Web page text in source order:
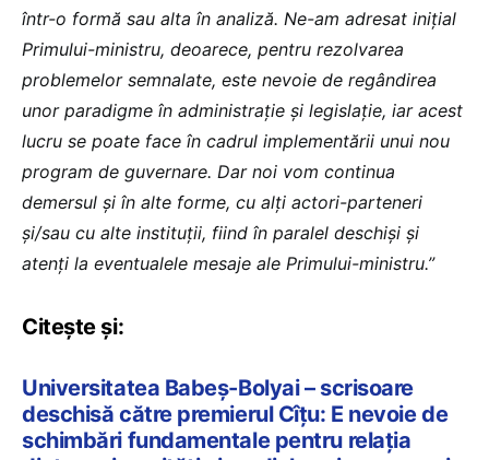
într-o formă sau alta în analiză. Ne-am adresat inițial
Primului-ministru, deoarece, pentru rezolvarea
problemelor semnalate, este nevoie de regândirea
unor paradigme în administrație și legislație, iar acest
lucru se poate face în cadrul implementării unui nou
program de guvernare. Dar noi vom continua
demersul și în alte forme, cu alți actori-parteneri
și/sau cu alte instituții, fiind în paralel deschiși și
atenți la eventualele mesaje ale Primului-ministru.”
Citește și:
Universitatea Babeș-Bolyai – scrisoare
deschisă către premierul Cîțu: E nevoie de
schimbări fundamentale pentru relația